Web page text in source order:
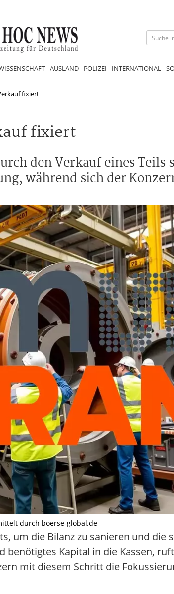
AUSLAND POLIZEI INTERNATIONAL
fixiert
fixiert
den Verkauf eines Teils
während sich der
durch boerse-global.de
um die Bilanz zu sanieren und die
Kapital in die Kassen,
mit diesem Schritt die